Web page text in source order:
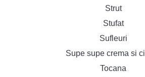
Strut
Stufat
Sufleuri
Supe supe crema si
Tocana